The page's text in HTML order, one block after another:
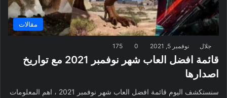
مقالات
جلال نوفمبر 5, 2021 0
175
قائمة افضل العاب شهر نوفمبر 2021 مع تواريخ
اصدارها
سنستكشف اليوم قائمة افضل العاب شهر نوفمبر 2021 ، اهم المعلومات